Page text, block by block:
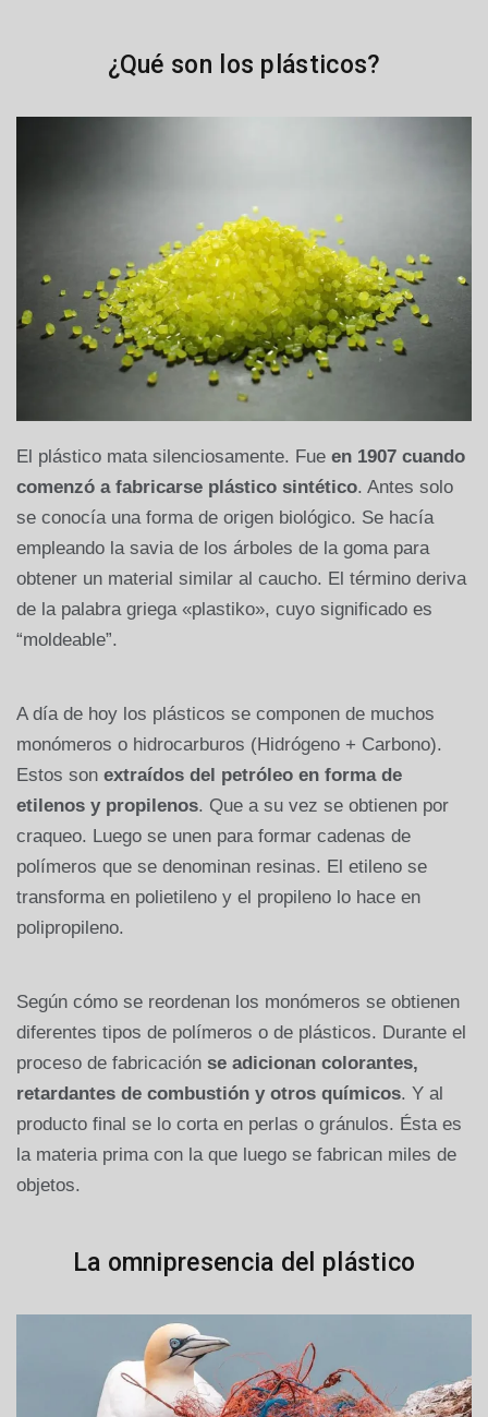
¿Qué son los plásticos?
El plástico mata silenciosamente. Fue en 1907 cuando
comenzó a fabricarse plástico sintético. Antes solo
se conocía una forma de origen biológico. Se hacía
empleando la savia de los árboles de la goma para
obtener un material similar al caucho. El término deriva
de la palabra griega «plastiko», cuyo significado es
“moldeable”.
A día de hoy los plásticos se componen de muchos
monómeros o hidrocarburos (Hidrógeno + Carbono).
Estos son extraídos del petróleo en forma de
etilenos y propilenos. Que a su vez se obtienen por
craqueo. Luego se unen para formar cadenas de
polímeros que se denominan resinas. El etileno se
transforma en polietileno y el propileno lo hace en
polipropileno.
Según cómo se reordenan los monómeros se obtienen
diferentes tipos de polímeros o de plásticos. Durante el
proceso de fabricación se adicionan colorantes,
retardantes de combustión y otros químicos. Y al
producto final se lo corta en perlas o gránulos. Ésta es
la materia prima con la que luego se fabrican miles de
objetos.
La omnipresencia del plástico